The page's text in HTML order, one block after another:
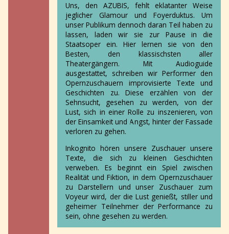
Uns, den AZUBIS, fehlt eklatanter Weise
jeglicher Glamour und Foyerduktus. Um
unser Publikum dennoch daran Teil haben zu
lassen, laden wir sie zur Pause in die
Staatsoper ein. Hier lernen sie von den
Besten, den klassischsten aller
Theatergängern. Mit Audioguide
ausgestattet, schreiben wir Performer den
Opernzuschauern improvisierte Texte und
Geschichten zu. Diese erzählen von der
Sehnsucht, gesehen zu werden, von der
Lust, sich in einer Rolle zu inszenieren, von
der Einsamkeit und Angst, hinter der Fassade
verloren zu gehen.
Inkognito hören unsere Zuschauer unsere
Texte, die sich zu kleinen Geschichten
verweben. Es beginnt ein Spiel zwischen
Realität und Fiktion, in dem Opernzuschauer
zu Darstellern und unser Zuschauer zum
Voyeur wird, der die Lust genießt, stiller und
geheimer Teilnehmer der Performance zu
sein, ohne gesehen zu werden.